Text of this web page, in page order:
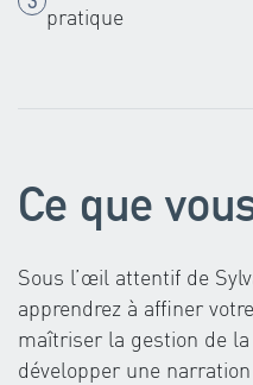
pratique
Ce que
Sous l’œil attentif de
apprendrez à affiner
maîtriser la gestion de
développer une